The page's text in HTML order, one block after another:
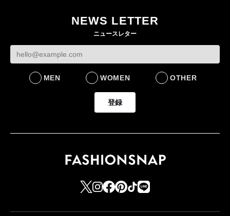
ケットなど7型を発売
FASHION
をラインナップ
LIFESTYLE
NEWS LETTER
ニュースレター
MEN WOMEN OTHER
登録